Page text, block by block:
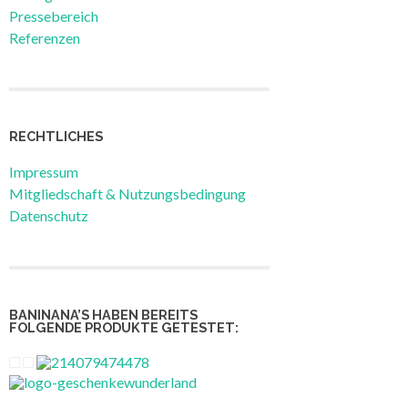
Pressebereich
Referenzen
RECHTLICHES
Impressum
Mitgliedschaft & Nutzungsbedingung
Datenschutz
BANINANA’S HABEN BEREITS
FOLGENDE PRODUKTE GETESTET: